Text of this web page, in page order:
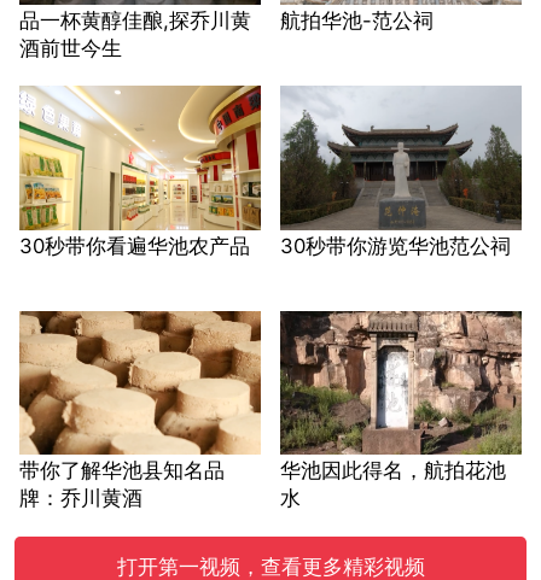
品一杯黄醇佳酿,探乔川黄
酒前世今生
航拍华池-范公祠
30秒带你看遍华池农产品 30秒带你游览华池范公祠
带你了解华池县知名品
牌：乔川黄酒
华池因此得名，航拍花池
水
打开第一视频，查看更多精彩视频